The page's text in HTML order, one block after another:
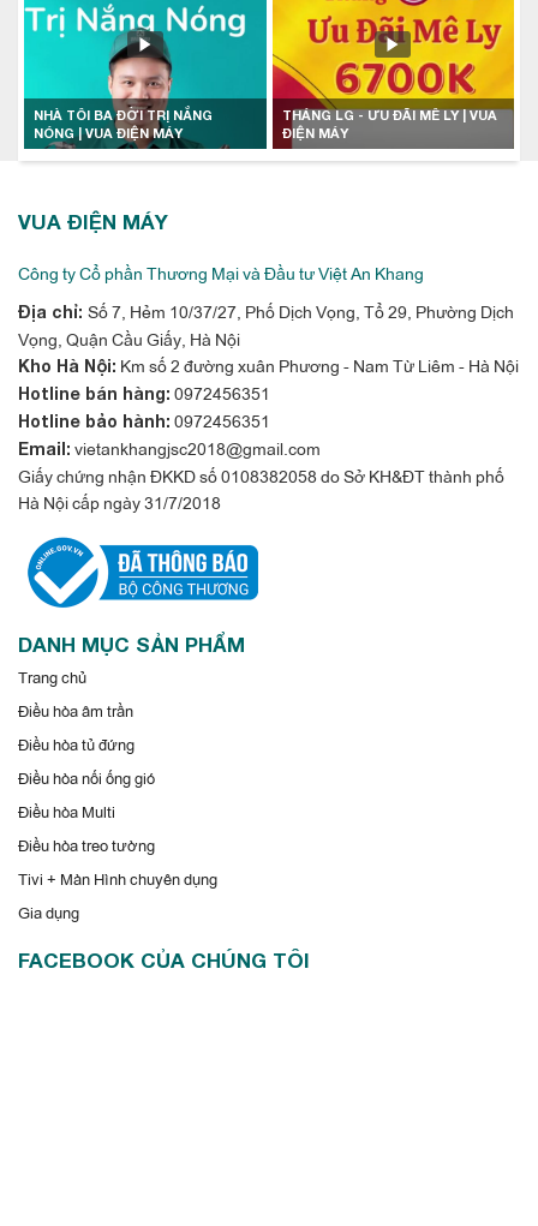
NHÀ TÔI BA ĐỜI TRỊ NẮNG
NÓNG | VUA ĐIỆN MÁY
THÁNG LG - ƯU ĐÃI MÊ LY | VUA
ĐIỆN MÁY
VUA ĐIỆN MÁY
Công ty Cổ phần Thương Mại và Đầu tư Việt An Khang
Địa chỉ: Số 7, Hẻm 10/37/27, Phố Dịch Vọng, Tổ 29, Phường Dịch
Vọng, Quận Cầu Giấy, Hà Nội
Kho Hà Nội: Km số 2 đường xuân Phương - Nam Từ Liêm - Hà Nội
Hotline bán hàng: 0972456351
Hotline bảo hành: 0972456351
Email: vietankhangjsc2018@gmail.com
Giấy chứng nhận ĐKKD số 0108382058 do Sở KH&ĐT thành phố
Hà Nội cấp ngày 31/7/2018
DANH MỤC SẢN PHẨM
Trang chủ
Điều hòa âm trần
Điều hòa tủ đứng
Điều hòa nối ống gió
Điều hòa Multi
Điều hòa treo tường
Tivi + Màn Hình chuyên dụng
Gia dụng
FACEBOOK CỦA CHÚNG TÔI